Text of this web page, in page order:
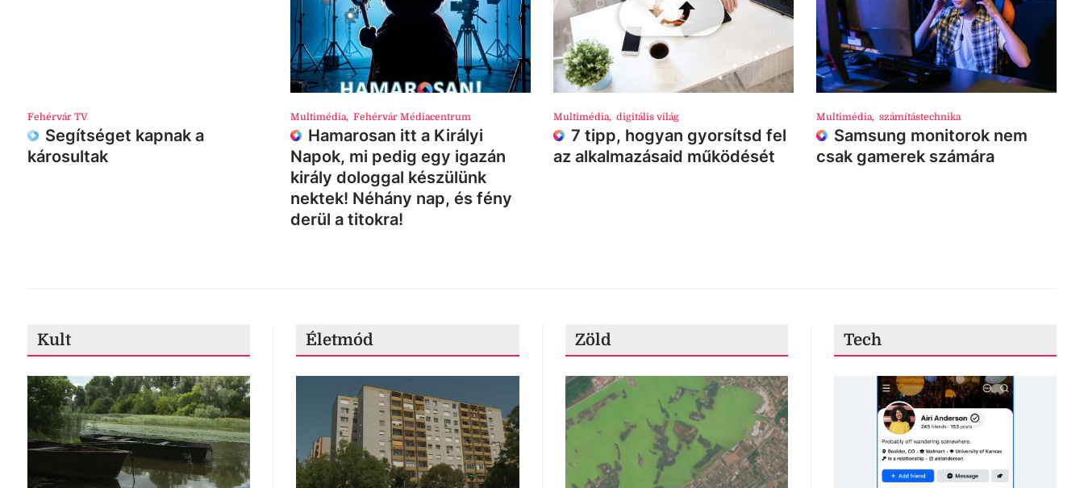
Fehérvár TV
Segítséget kapnak a
károsultak
Multimédia, Fehérvár Médiacentrum
Hamarosan itt a Királyi
Napok, mi pedig egy igazán
király dologgal készülünk
nektek! Néhány nap, és fény
derül a titokra!
Multimédia, digitális világ
7 tipp, hogyan gyorsítsd fel
az alkalmazásaid működését
Multimédia, számítástechnika
Samsung monitorok nem
csak gamerek számára
Kult Életmód Zöld Tech